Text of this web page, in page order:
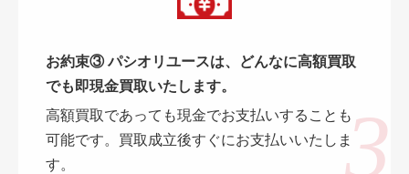
お約束③ パシオリユースは、どんなに高額買取
でも即現金買取いたします。
高額買取であっても現金でお支払いすることも
可能です。買取成立後すぐにお支払いいたしま
す。